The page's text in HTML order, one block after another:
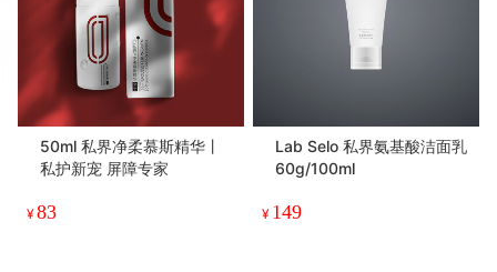
50ml 私界净柔慕斯精华丨
私护新宠 屏障专家
¥83
Lab Selo 私界氨基酸洁面乳
60g/100ml
¥ 149